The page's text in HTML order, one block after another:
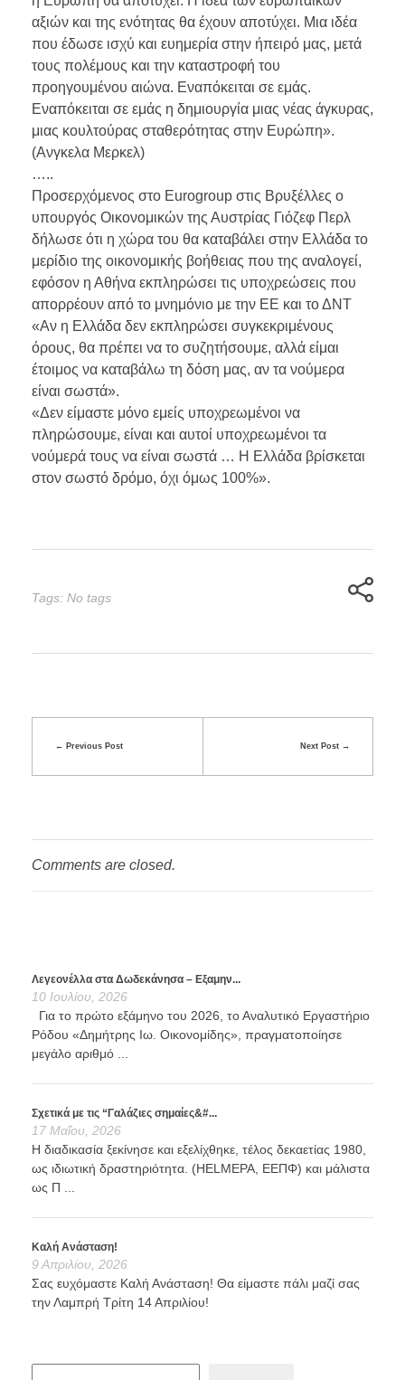
αξιών και της ενότητας θα έχουν αποτύχει. Μια ιδέα
που έδωσε ισχύ και ευημερία στην ήπειρό μας, μετά
τους πολέμους και την καταστροφή του
προηγουμένου αιώνα. Εναπόκειται σε εμάς.
Εναπόκειται σε εμάς η δημιουργία μιας νέας άγκυρας,
μιας κουλτούρας σταθερότητας στην Ευρώπη».
(Ανγκελα Μερκελ)
…..
Προσερχόμενος στο Eurogroup στις Βρυξέλλες ο
υπουργός Οικονομικών της Αυστρίας Γιόζεφ Περλ
δήλωσε ότι η χώρα του θα καταβάλει στην Ελλάδα το
μερίδιο της οικονομικής βοήθειας που της αναλογεί,
εφόσον η Αθήνα εκπληρώσει τις υποχρεώσεις που
απορρέουν από το μνημόνιο με την ΕΕ και το ΔΝΤ
«Αν η Ελλάδα δεν εκπληρώσει συγκεκριμένους
όρους, θα πρέπει να το συζητήσουμε, αλλά είμαι
έτοιμος να καταβάλω τη δόση μας, αν τα νούμερα
είναι σωστά».
«Δεν είμαστε μόνο εμείς υποχρεωμένοι να
πληρώσουμε, είναι και αυτοί υποχρεωμένοι τα
νούμερά τους να είναι σωστά … Η Ελλάδα βρίσκεται
στον σωστό δρόμο, όχι όμως 100%».
Tags: No tags
Previous Post Next Post
Comments are closed.
Λεγεονέλλα στα Δωδεκάνησα – Εξαμην...
10 Ιουλίου, 2026
Για το πρώτο εξάμηνο του 2026, το Αναλυτικό Εργαστήριο
Ρόδου «Δημήτρης Ιω. Οικονομίδης», πραγματοποίησε
μεγάλο αριθμό ...
Σχετικά με τις “Γαλάζιες σημαίες&#...
17 Μαΐου, 2026
Η διαδικασία ξεκίνησε και εξελίχθηκε, τέλος δεκαετίας 1980,
ως ιδιωτική δραστηριότητα. (HELMEPA, ΕΕΠΦ) και μάλιστα
ως Π ...
Καλή Ανάσταση!
9 Απριλίου, 2026
Σας ευχόμαστε Καλή Ανάσταση! Θα είμαστε πάλι μαζί σας
την Λαμπρή Τρίτη 14 Απριλίου!